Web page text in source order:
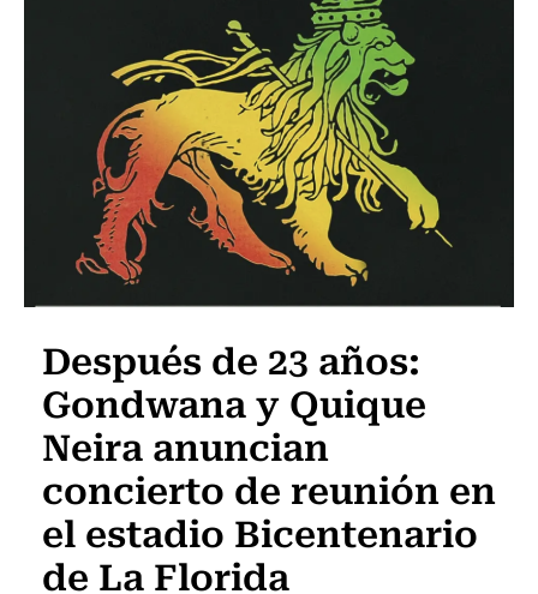
Después de 23 años:
Gondwana y Quique
Neira anuncian
concierto de reunión en
el estadio Bicentenario
de La Florida